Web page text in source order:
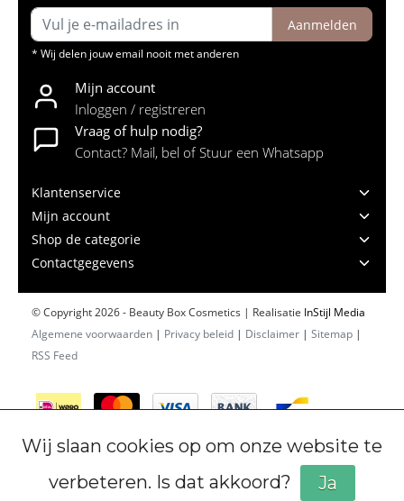
Aanmelden
* Wij delen jouw email nooit met anderen
Mijn account
Inloggen / registreren
Vraag of hulp nodig?
Contact? Mail, bel of Stuur een Whatsapp
Klantenservice
Mijn account
Shop de categorie
Contactgegevens
© Copyright 2026 - Beauty Box Cosmetics | Realisatie InStijl Media
Algemene voorwaarden | Privacy beleid | Disclaimer | Sitemap |
RSS Feed
Wij slaan cookies op om onze website te
verbeteren. Is dat akkoord?
Ja